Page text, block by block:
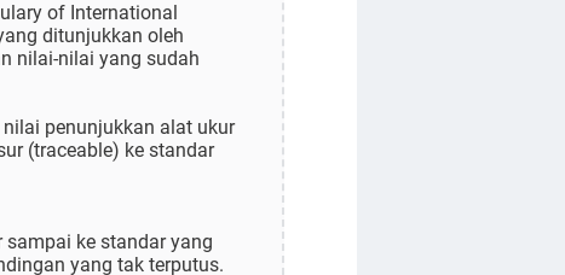
of International
ditunjukkan oleh
nilai-nilai yang sudah
penunjukkan alat ukur
(traceable) ke standar
ke standar yang
yang tak terputus.